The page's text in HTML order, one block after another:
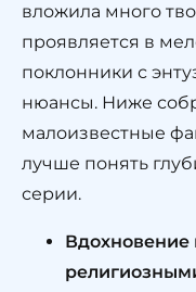
вложила много
проявляется в
поклонники с
нюансы. Ниже
малоизвестные
лучше понять
серии.
Вдохновение